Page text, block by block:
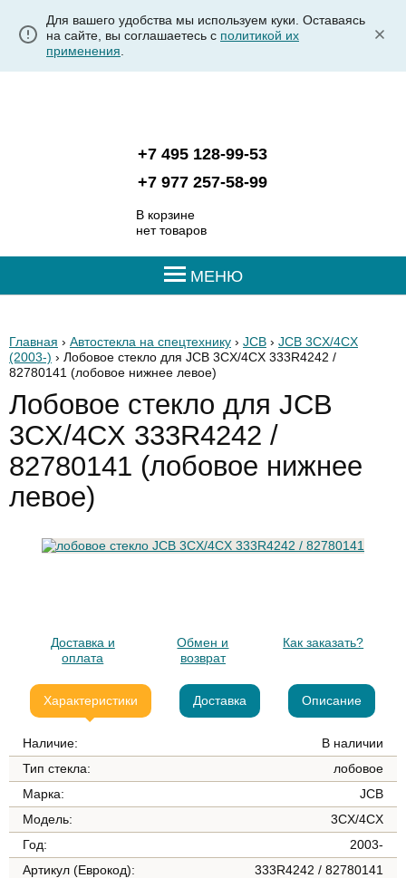
Для вашего удобства мы используем куки. Оставаясь
на сайте, вы соглашаетесь с политикой их
применения
+7 495 128-99-53
+7 977 257-58-99
В корзине
нет товаров
МЕНЮ
Главная › Автостекла на спецтехнику › JCB › JCB 3CX/4CX
(2003-) › Лобовое стекло для JCB 3CX/4CX 333R4242 /
82780141 (лобовое нижнее левое)
Лобовое стекло для JCB
3CX/4CX 333R4242 /
82780141 (лобовое нижнее
левое)
Доставка и
оплата
Обмен и
возврат
Как заказать?
Характеристики Доставка Описание
Наличие:
В наличии
Тип стекла:
лобовое
Марка:
JCB
Модель:
3CX/4CX
Год:
2003-
Артикул (Еврокод):
333R4242 / 82780141